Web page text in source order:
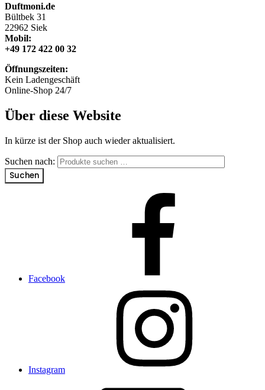
Duftmoni.de
Bültbek 31
22962 Siek
Mobil:
+49 172 422 00 32
Öffnungszeiten:
Kein Ladengeschäft
Online-Shop 24/7
Über diese Website
In kürze ist der Shop auch wieder aktualisiert.
Suchen nach:
Suchen
Facebook
Instagram